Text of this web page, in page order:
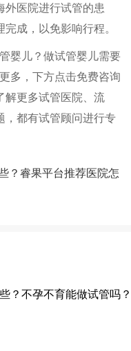
外医院进行试管的患
成，以免影响行程。
婴儿？做试管婴儿需要
多，下方点击免费咨询
解更多试管医院、流
，都有试管顾问进行专
？睿果平台推荐医院怎